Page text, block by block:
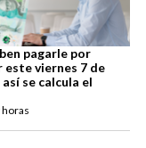
pagarle por
este viernes 7 de
se calcula el
horas